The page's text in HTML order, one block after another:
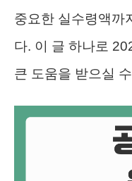
중요한 실수령액까
다. 이 글 하나로
큰 도움을 받으실